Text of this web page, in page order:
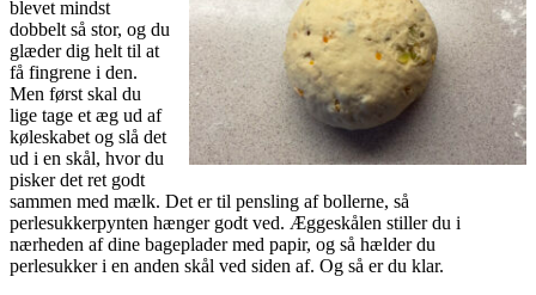
blevet mindst
dobbelt så stor, og du
glæder dig helt til at
få fingrene i den.
Men først skal du
lige tage et æg ud af
køleskabet og slå det
ud i en skål, hvor du
pisker det ret godt
sammen med mælk. Det er til pensling af bollerne, så
perlesukkerpynten hænger godt ved. Æggeskålen stiller du i
nærheden af dine bageplader med papir, og så hælder du
perlesukker i en anden skål ved siden af. Og så er du klar.